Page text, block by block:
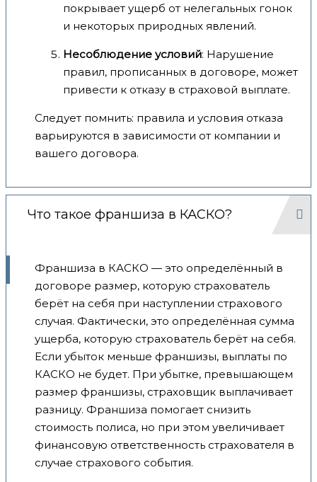
покрывает ущерб от нелегальных гонок
и некоторых природных явлений.
Несоблюдение условий: Нарушение
правил, прописанных в договоре, может
привести к отказу в страховой выплате.
Следует помнить: правила и условия отказа
варьируются в зависимости от компании и
вашего договора.
Что такое франшиза в КАСКО?
Франшиза в КАСКО — это определённый в
договоре размер, которую страхователь
берёт на себя при наступлении страхового
случая. Фактически, это определённая сумма
ущерба, которую страхователь берёт на себя.
Если убыток меньше франшизы, выплаты по
КАСКО не будет. При убытке, превышающем
размер франшизы, страховщик выплачивает
разницу. Франшиза помогает снизить
стоимость полиса, но при этом увеличивает
финансовую ответственность страхователя в
случае страхового события.